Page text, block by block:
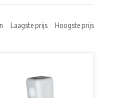
Laagste prijs Hoogste prijs